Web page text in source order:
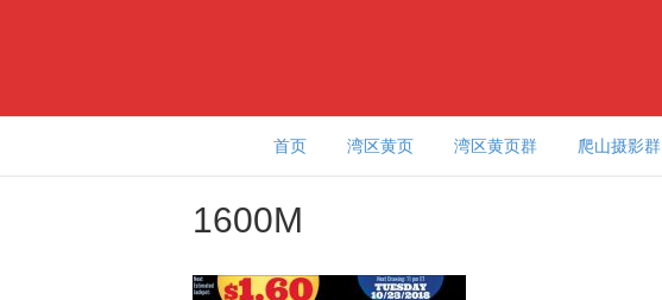
首页 湾区黄页 湾区黄页群 爬山摄影群
1600M